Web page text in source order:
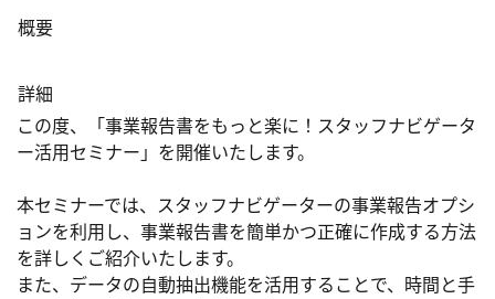
概要
詳細
この度、「事業報告書をもっと楽に！スタッフナビゲータ
ー活用セミナー」を開催いたします。
本セミナーでは、スタッフナビゲーターの事業報告オプシ
ョンを利用し、事業報告書を簡単かつ正確に作成する方法
を詳しくご紹介いたします。
また、データの自動抽出機能を活用することで、時間と手